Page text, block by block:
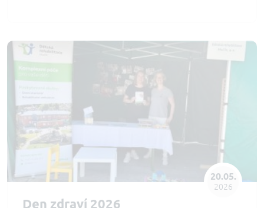
20.05.
2026
Den zdraví 2026